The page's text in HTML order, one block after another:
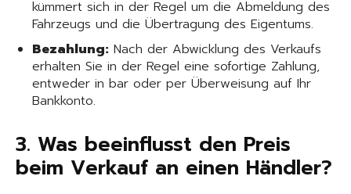
kümmert sich in der Regel um die Abmeldung des
Fahrzeugs und die Übertragung des Eigentums.
Bezahlung: Nach der Abwicklung des Verkaufs
erhalten Sie in der Regel eine sofortige Zahlung,
entweder in bar oder per Überweisung auf Ihr
Bankkonto.
3. Was beeinflusst den Preis
beim Verkauf an einen Händler?